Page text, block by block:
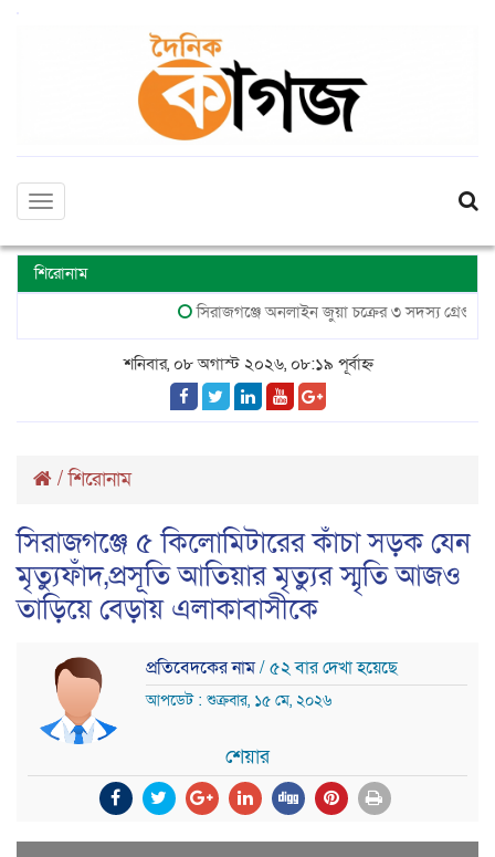
Toggle
শিরোনাম
সিরাজগঞ্জে অনলাইন জুয়া চক্রের ৩ সদস্য গ্রেপ্তার,
শনিবার, ০৮ অগাস্ট ২০২৬, ০৮:১৯ পূর্বাহ্ন
/শিরোনাম
সিরাজগঞ্জে ৫ কিলোমিটারের কাঁচা সড়ক যেন
মৃত্যুফাঁদ,প্রসূতি আতিয়ার মৃত্যুর স্মৃতি আজও
তাড়িয়ে বেড়ায় এলাকাবাসীকে
প্রতিবেদকের নাম/ ৫২ বার দেখা হয়েছে
আপডেট : শুক্রবার, ১৫ মে, ২০২৬
শেয়ার